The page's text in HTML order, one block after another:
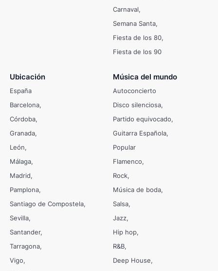
Carnaval
Semana Santa
Fiesta de los 80
Fiesta de los 90
Ubicación
España
Barcelona
Córdoba
Granada
León
Málaga
Madrid
Pamplona
Santiago de Compostela
Sevilla
Santander
Tarragona
Vigo
Música del mundo
Autoconcierto
Disco silenciosa
Partido equivocado
Guitarra Española
Popular
Flamenco
Rock
Música de boda
Salsa
Jazz
Hip hop
R&B
Deep House